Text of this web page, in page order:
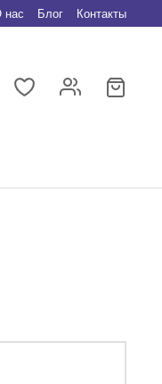
нас Блог Контакты